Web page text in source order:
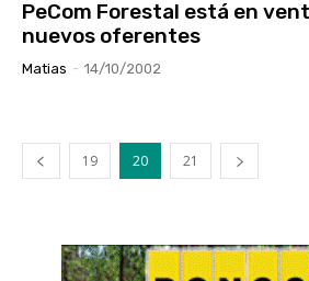
PeCom Forestal está en
nuevos oferentes
Matias - 14/10/2002
19 20 21